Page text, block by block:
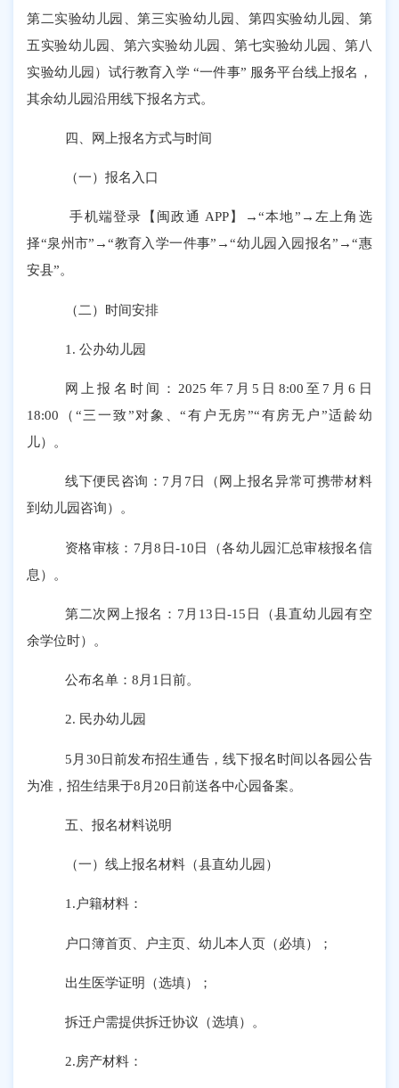
第二实验幼儿园、第三实验幼儿园、第四实验幼儿园、第
五实验幼儿园、第六实验幼儿园、第七实验幼儿园、第八
实验幼儿园）试行教育入学 “一件事” 服务平台线上报名，
其余幼儿园沿用线下报名方式。
四、 网上报名方式与时间
（一）报名入口
手机端登录【闽政通 APP】→“本地”→左上角选
择“泉州市”→“教育入学一件事”→“幼儿园入园报名”→“惠
安县”。
（二） 时间安排
1. 公办幼儿园
网上报名时间： 2025年7月5日8:00至7月6日
18:00（“三一致”对象、“有户无房”“有房无户”适龄幼
儿）。
线下便民咨询： 7月7日（网上报名异常可携带材料
到幼儿园咨询）。
资格审核： 7月8日-10日（各幼儿园汇总审核报名信
息）。
第二次网上报名： 7月13日-15日（县直幼儿园有空
余学位时）。
公布名单：8月1日前。
2. 民办幼儿园
5月30日前发布招生通告，线下报名时间以各园公告
为准，招生结果于8月20日前送各中心园备案。
五、报名材料说明
（一）线上报名材料（县直幼儿园）
1.户籍材料：
户口簿首页、户主页、幼儿本人页（必填）；
出生医学证明（选填）；
拆迁户需提供拆迁协议（选填）。
2.房产材料：